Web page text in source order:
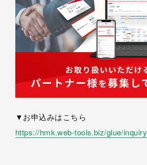
▼お申込みはこちら
https://hmk.web-tools.biz/glue/